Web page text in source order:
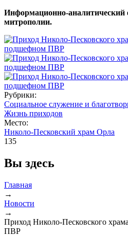
Информационно-аналитический
митрополии.
Рубрики:
Социальное служение и
Жизнь приходов
Место:
Николо-Песковский храм Орла
135
Вы здесь
Главная
→
Новости
→
Приход Николо-Песковского
ПВР